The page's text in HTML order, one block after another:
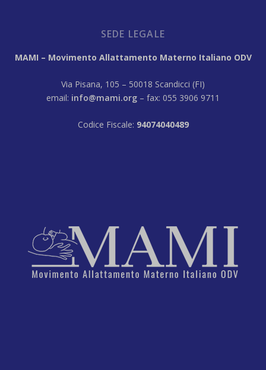
SEDE LEGALE
MAMI – Movimento Allattamento Materno Italiano ODV
Via Pisana, 105 – 50018 Scandicci (FI)
email: info@mami.org – fax: 055 3906 9711
Codice Fiscale: 94074040489